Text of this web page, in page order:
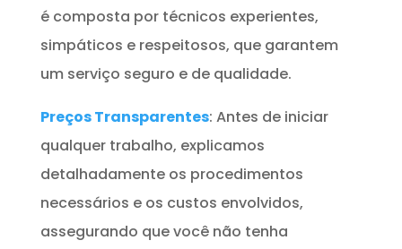
é composta por técnicos experientes,
simpáticos e respeitosos, que garantem
um serviço seguro e de qualidade.
Preços Transparentes: Antes de iniciar
qualquer trabalho, explicamos
detalhadamente os procedimentos
necessários e os custos envolvidos,
assegurando que você não tenha